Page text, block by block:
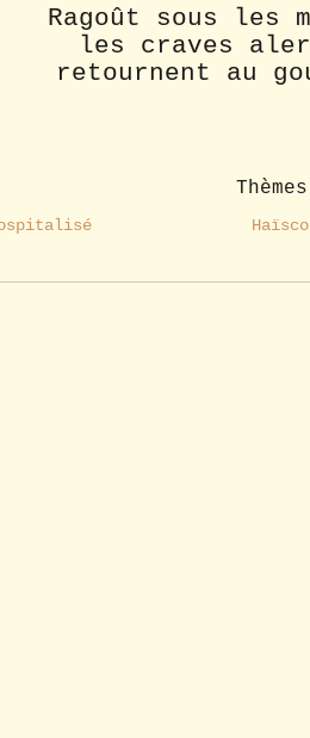
Ragoût sous les
les craves
retournent au
Thèmes